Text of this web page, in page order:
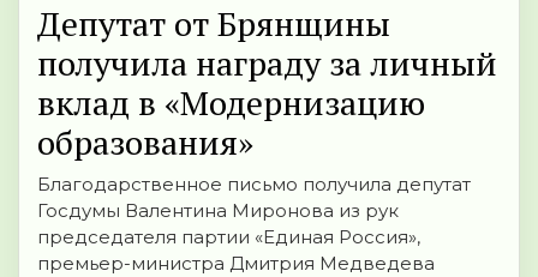
Депутат от Брянщины
получила награду за личный
вклад в «Модернизацию
образования»
Благодарственное письмо получила депутат
Госдумы Валентина Миронова из рук
председателя партии «Единая Россия»,
премьер-министра Дмитрия Медведева